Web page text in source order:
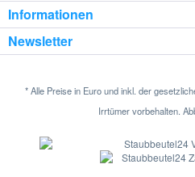
Informationen
Newsletter
* Alle Preise in Euro und inkl. der
Irrtümer vorbehalten.